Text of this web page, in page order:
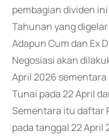
pembagian dividen
Tahunan yang
Adapun Cum dan Ex
Negosiasi akan
April 2026 sementara
Tunai pada 22 April
Sementara itu daftar
pada tanggal 22